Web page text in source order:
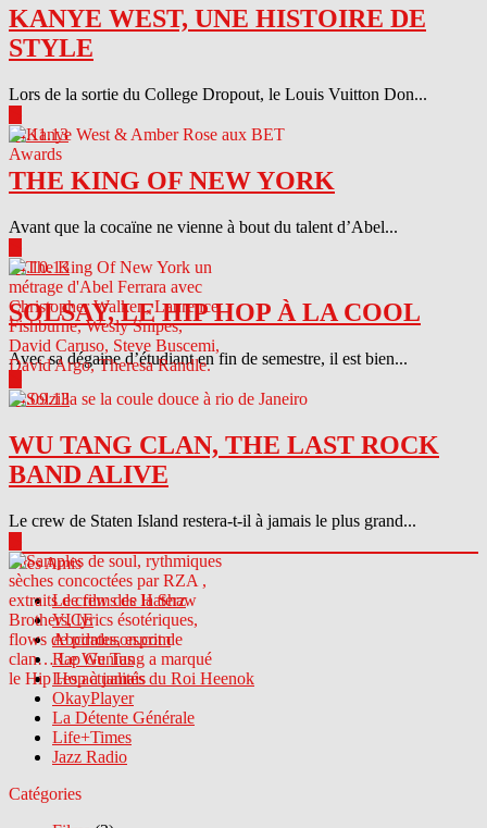
KANYE WEST, UNE HISTOIRE DE
STYLE
Lors de la sortie du College Dropout, le Louis Vuitton Don...
04.11.13
THE KING OF NEW YORK
Avant que la cocaïne ne vienne à bout du talent d’Abel...
04.10.13
SOLSAY, LE HIP HOP À LA COOL
Avec sa dégaine d’étudiant en fin de semestre, il est bien...
04.09.13
WU TANG CLAN, THE LAST ROCK
BAND ALIVE
Le crew de Staten Island restera-t-il à jamais le plus grand...
Sites Amis
Le crew des Haterz
VICE
Abcdrduson.com
Rap Genius
Les actualités du Roi Heenok
OkayPlayer
La Détente Générale
Life+Times
Jazz Radio
Catégories